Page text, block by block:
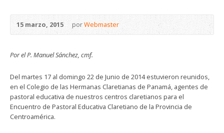
15 marzo, 2015 porWebmaster
Por el P. Manuel Sánchez, cmf.
Del martes 17 al domingo 22 de Junio de 2014 estuvieron reunidos,
en el Colegio de las Hermanas Claretianas de Panamá, agentes de
pastoral educativa de nuestros centros claretianos para el
Encuentro de Pastoral Educativa Claretiano de la Provincia de
Centroamérica.